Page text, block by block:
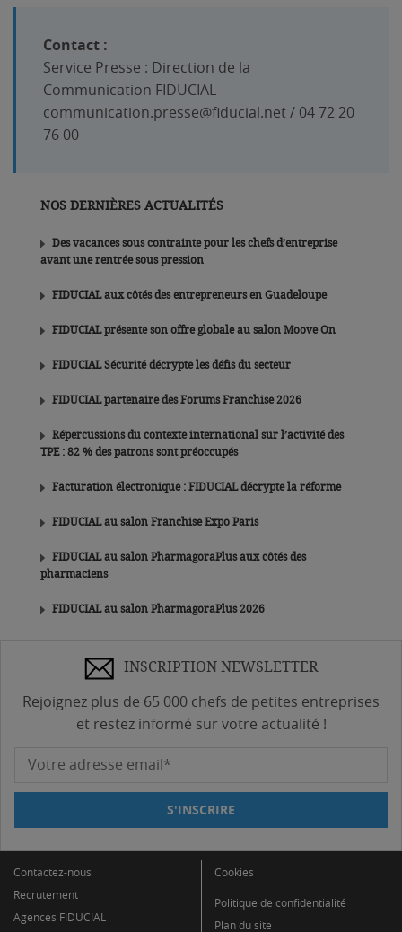
Contact :
Service Presse : Direction de la
Communication FIDUCIAL
communication.presse@fiducial.net / 04 72 20
76 00
NOS DERNIÈRES ACTUALITÉS
Des vacances sous contrainte pour les chefs d’entreprise
avant une rentrée sous pression
FIDUCIAL aux côtés des entrepreneurs en Guadeloupe
FIDUCIAL présente son offre globale au salon Moove On
FIDUCIAL Sécurité décrypte les défis du secteur
FIDUCIAL partenaire des Forums Franchise 2026
Répercussions du contexte international sur l’activité des
TPE : 82 % des patrons sont préoccupés
Facturation électronique : FIDUCIAL décrypte la réforme
FIDUCIAL au salon Franchise Expo Paris
FIDUCIAL au salon PharmagoraPlus aux côtés des
pharmaciens
FIDUCIAL au salon PharmagoraPlus 2026
INSCRIPTION NEWSLETTER
Rejoignez plus de 65 000 chefs de petites entreprises
et restez informé sur votre actualité !
Votre adresse email*
S'INSCRIRE
Contactez-nous
Recrutement
Agences FIDUCIAL
Cookies
Politique de confidentialité
Plan du site